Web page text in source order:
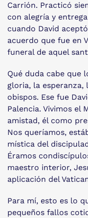
Carrión. Practicó
con alegría y
cuando David
acuerdo que fue en
funeral de aquel
Qué duda cabe que
gloria, la esperanza,
obispos. Ese fue
Palencia. Vivimos el
amistad, él como
Nos queríamos,
mística del
Éramos
maestro interior,
aplicación del
Para mí, esto es lo
pequeños fallos